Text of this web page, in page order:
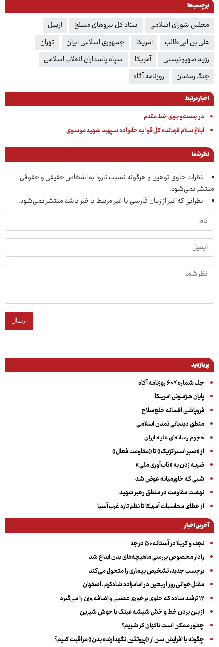
برچسب‌ها
مجلس شورای اسلامی ستاد کل نیروهای مسلح
اربیل
علی بن ابی‌طالب
امریکا جمهوری اسلامی ایران
تهران
رژیم صهیونیستی
آمریکا
سپاه پاسداران انقلاب اسلامی
جنگ رمضان
روزنامه آگاه
اخبار مرتبط
در جست‌وجوی خط مقدم
ابلاغ سلام فرمانده کل قوا به خانواده سپهبد شهید موسوی
نظر شما
نظرات حاوی توهین و هرگونه نسبت ناروا به اشخاص حقیقی و حقوقی
منتشر نمی‌شود.
نظراتی که غیر از زبان فارسی یا غیر مرتبط با خبر باشد منتشر نمی‌شود.
ارسال
پربازدید
جلد شماره ۶۰۷ روزنامه آگاه
پایان هـژمـونی آمریـکا
فروپاشی افسانه خلع‌سلاح
منطق دیدبانی تمدن اسلامی
هجوم رسانه‌ای علیه ایران
از «صبر استراتژیک» تا «مقاومت فعال»
ضربه زدن به «تاب‌آوری ملی»
شبی که خاورمیانه عوض شد
نهضت مقاومت در منطق رهبر شهید
از خطای محاسبات آمریکا تا نظم تازه غرب آسیا
آخرین اخبار
نجف و کربلا در آستانه ۵۰ درجه
رادار مخصوص بررسی ماهیچه‌های بدن ابداع شد
برچسب جدید، تشخیص بیماری را متحول می‌کند
مقتل‌خوانی روز اربعین در امامزاده شاه‌کرم ـ اصفهان
۱۲ ترفند ساده که جلوی پرخوری عصبی و اضافه ‌وزن را می‌گیرد
از بین بردن خط و خش شیشه عینک با جوش شیرین
چطور ممکن است ناگهان کر شویم؟
چگونه با افزایش سن از «پروتئین نگهدارنده بدن» مراقبت کنیم؟